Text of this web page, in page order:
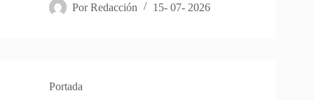
Por Redacción 15- 07- 2026
Portada